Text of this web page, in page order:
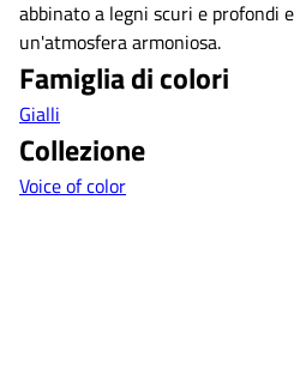
abbinato a legni scuri e profondi
un'atmosfera armoniosa.
Famiglia di colori
Gialli
Collezione
Voice of color